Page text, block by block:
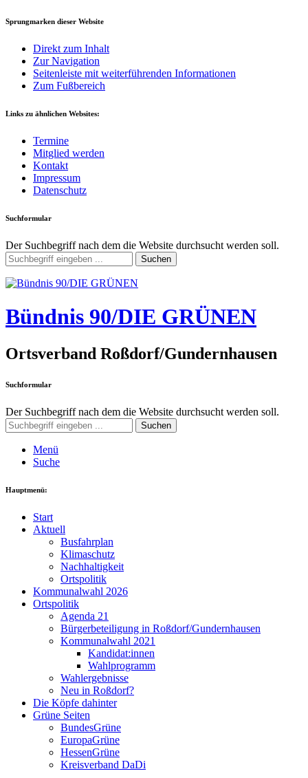
Sprungmarken dieser Website
Direkt zum Inhalt
Zur Navigation
Seitenleiste mit weiterführenden Informationen
Zum Fußbereich
Links zu ähnlichen Websites:
Termine
Mitglied werden
Kontakt
Impressum
Datenschutz
Suchformular
Der Suchbegriff nach dem die Website durchsucht werden soll.
Suchen
Bündnis 90/DIE GRÜNEN
Ortsverband Roßdorf/Gundernhausen
Suchformular
Der Suchbegriff nach dem die Website durchsucht werden soll.
Suchen
Menü
Suche
Hauptmenü:
Start
Aktuell
Busfahrplan
Klimaschutz
Nachhaltigkeit
Ortspolitik
Kommunalwahl 2026
Ortspolitik
Agenda 21
Bürgerbeteiligung in Roßdorf/Gundernhausen
Kommunalwahl 2021
Kandidat:innen
Wahlprogramm
Wahlergebnisse
Neu in Roßdorf?
Die Köpfe dahinter
Grüne Seiten
BundesGrüne
EuropaGrüne
HessenGrüne
Kreisverband DaDi